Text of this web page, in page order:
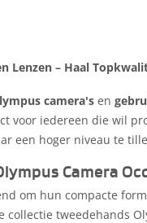
Lenzen – Haal
camera'sen
voor iedereen die wil
een hoger niveau te
Camera
om hun compacte
collectie tweedehands